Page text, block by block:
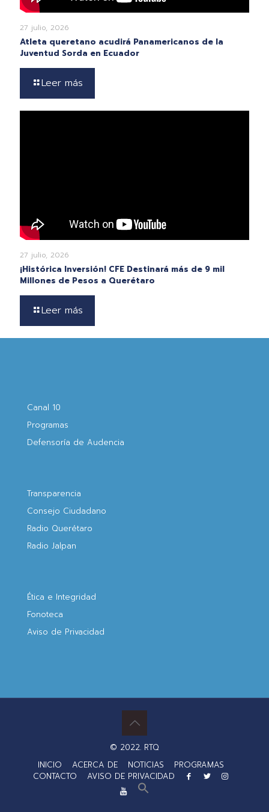
27 julio, 2026
Atleta queretano acudirá Panamericanos de la
Juventud Sorda en Ecuador
Leer más
27 julio, 2026
¡Histórica Inversión! CFE Destinará más de 9 mil
Millones de Pesos a Querétaro
Leer más
Canal 10
Programas
Defensoría de Audencia
Transparencia
Consejo Ciudadano
Radio Querétaro
Radio Jalpan
Ética e Integridad
Fonoteca
Aviso de Privacidad
© 2022. RTQ
INICIO
ACERCA DE NOTICIAS
PROGRAMAS
CONTACTO
AVISO DE PRIVACIDAD